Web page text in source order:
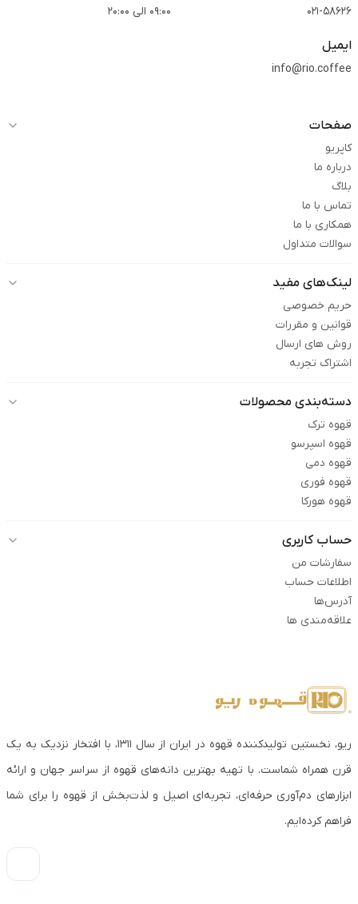
021-58626 09:00 الی 20:00
ایمیل
info@rio.coffee
صفحات
کاپریو
درباره ما
بلاگ
تماس با ما
همکاری با ما
سوالات متداول
لینک‌های مفید
حریم خصوصی
قوانین و مقررات
روش های ارسال
اشتراک تجربه
دسته‌بندی محصولات
قهوه ترک
قهوه اسپرسو
قهوه دمی
قهوه فوری
قهوه هورکا
حساب کاربری
سفارشات من
اطلاعات حساب
آدرس‌ها
علاقه‌مندی ها
ریو، نخستین تولیدکننده قهوه در ایران از سال ۱۳۱۱، با افتخار نزدیک به یک
قرن همراه شماست. با تهیه بهترین دانه‌های قهوه از سراسر جهان و ارائه
ابزارهای دم‌آوری حرفه‌ای، تجربه‌ای اصیل و لذت‌بخش از قهوه را برای شما
فراهم کرده‌ایم.